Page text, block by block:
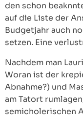
den schon
auf die Liste der
Budgetjahr auch
setzen. Eine
Nachdem man
Woran ist der
Abnahme?) und
am Tatort
semicholerischen